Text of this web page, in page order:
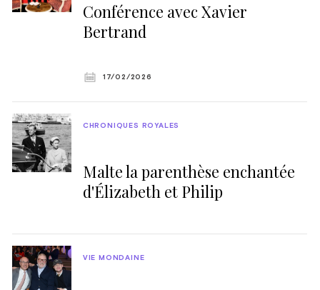
Conférence avec Xavier
Bertrand
17/02/2026
Malte la parenthèse enchantée
d'Élizabeth et Philip
CHRONIQUES ROYALES
VIE MONDAINE